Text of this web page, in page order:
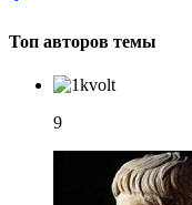
Топ авторов темы
9